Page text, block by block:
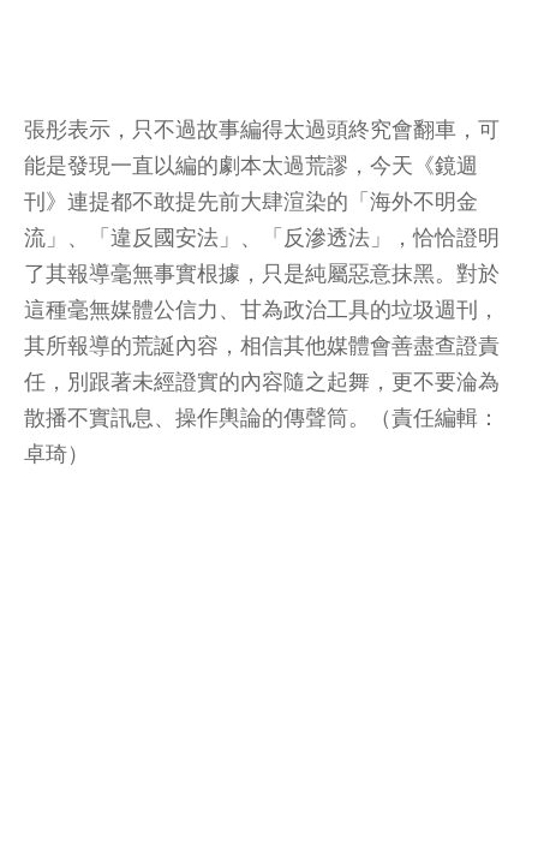
張彤表示，只不過故事編得太過頭終究會翻車，可
能是發現一直以編的劇本太過荒謬，今天《鏡週
刊》連提都不敢提先前大肆渲染的「海外不明金
流」、「違反國安法」、「反滲透法」，恰恰證明
了其報導毫無事實根據，只是純屬惡意抹黑。對於
這種毫無媒體公信力、甘為政治工具的垃圾週刊，
其所報導的荒誕內容，相信其他媒體會善盡查證責
任，別跟著未經證實的內容隨之起舞，更不要淪為
散播不實訊息、操作輿論的傳聲筒。（責任編輯：
卓琦）